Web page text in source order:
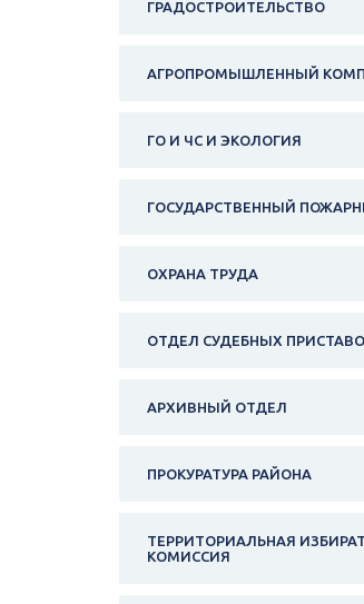
ГРАДОСТРОИТЕЛЬСТВО
АГРОПРОМЫШЛЕННЫЙ
ГО И ЧС И ЭКОЛОГИЯ
ГОСУДАРСТВЕННЫЙ
ОХРАНА ТРУДА
ОТДЕЛ СУДЕБНЫХ
АРХИВНЫЙ ОТДЕЛ
ПРОКУРАТУРА РАЙОНА
ТЕРРИТОРИАЛЬНАЯ
КОМИССИЯ